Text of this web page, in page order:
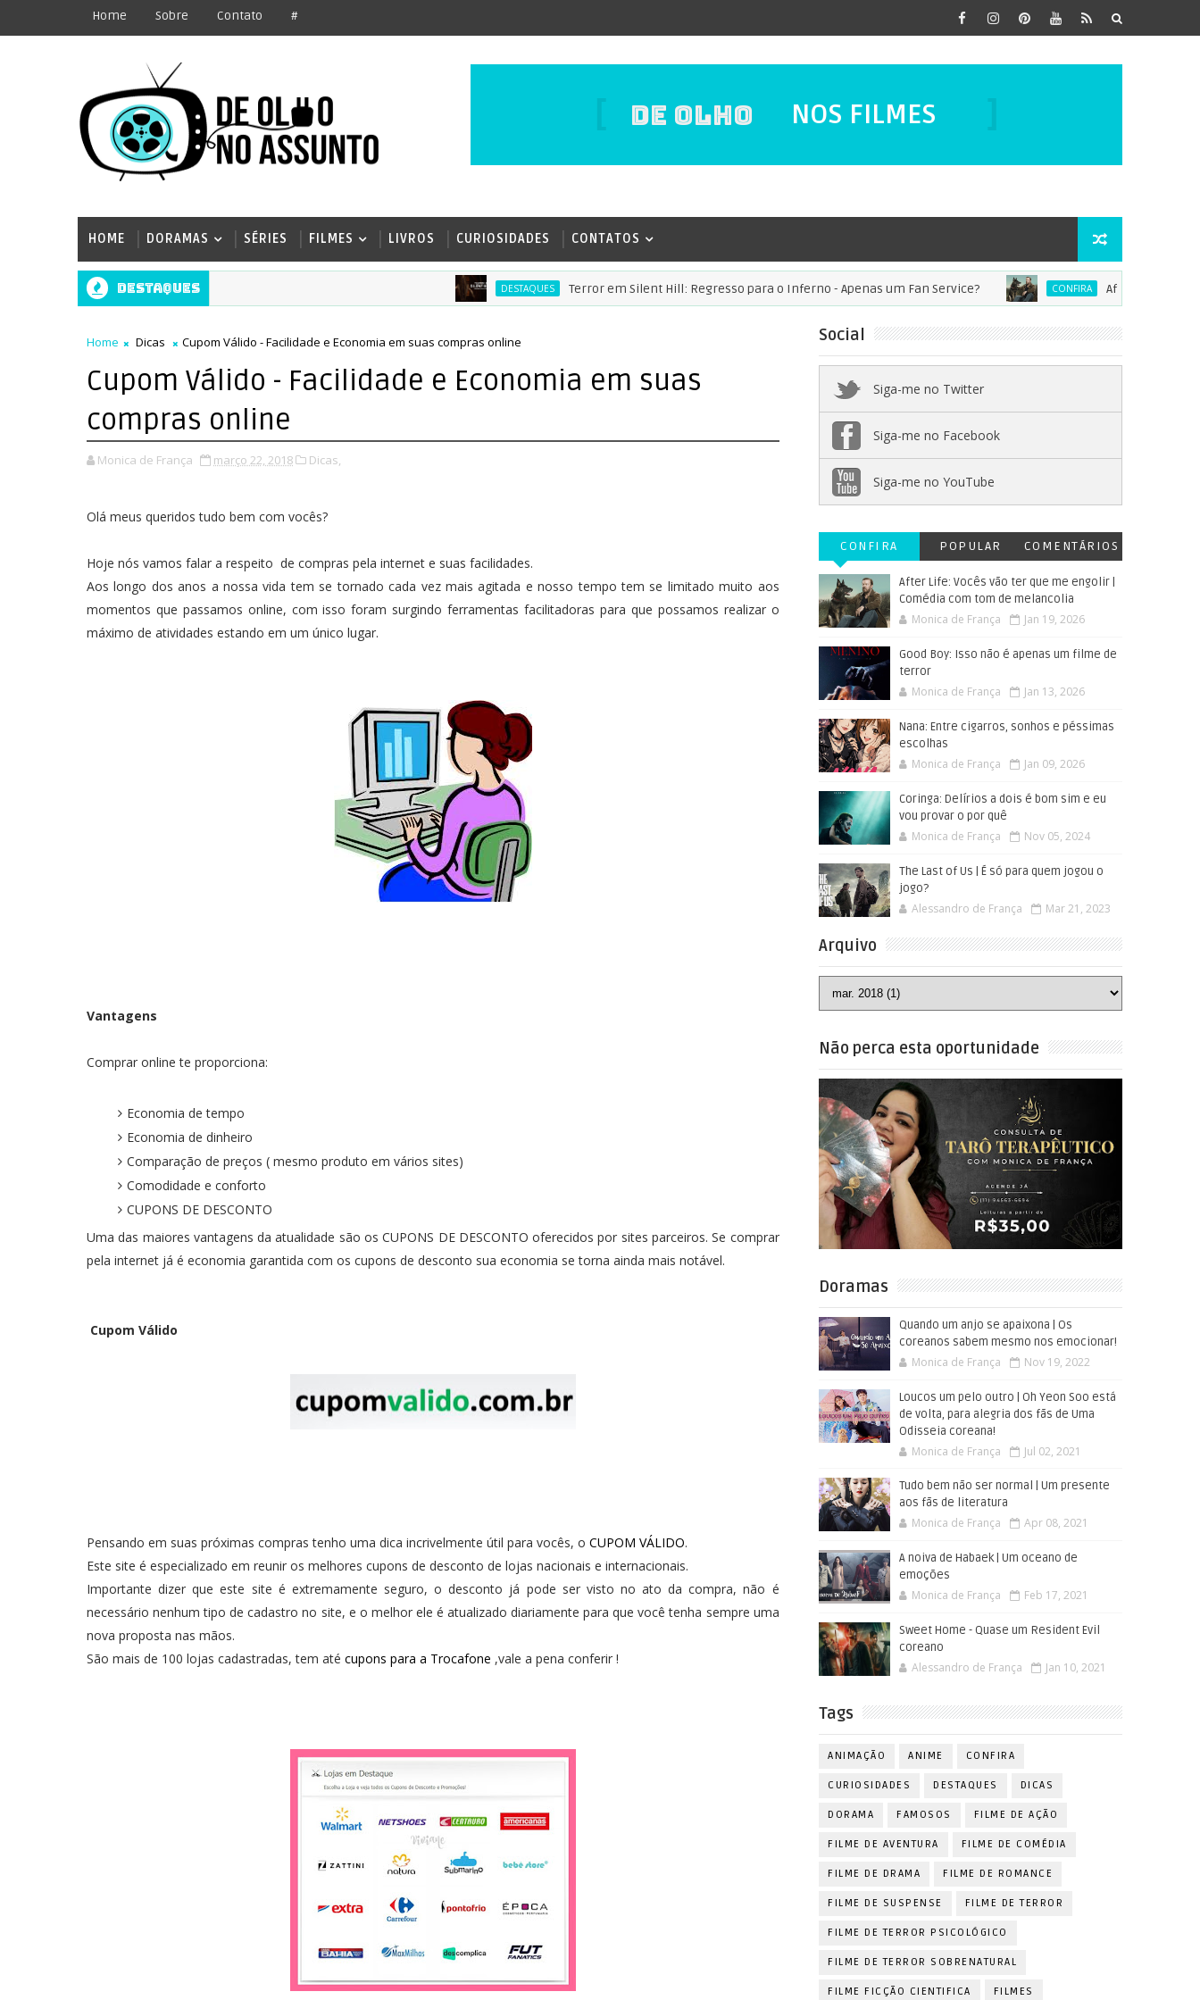
Home Sobre Contato #
DE OLHO
NOS FILMES
DORAMAS
HOME DORAMAS SÉRIES FILMES LIVROS CURIOSIDADES CONTATOS
Destaques DESTAQUES Terror em Silent Hill: Regresso para o Inferno - Apenas um Fan Service? CONFIRA After Life: Vocês vão
Home Dicas Cupom Válido - Facilidade e Economia em suas compras online
Cupom Válido - Facilidade e Economia em suas
compras online
Monica de França março 22, 2018 Dicas,
Olá meus queridos tudo bem com vocês?
Hoje nós vamos falar a respeito de compras pela internet e suas facilidades.
Aos longo dos anos a nossa vida tem se tornado cada vez mais agitada e nosso tempo tem se limitado muito aos
momentos que passamos online, com isso foram surgindo ferramentas facilitadoras para que possamos realizar o
máximo de atividades estando em um único lugar.
Vantagens
Comprar online te proporciona:
Economia de tempo
Economia de dinheiro
Comparação de preços ( mesmo produto em vários sites)
Comodidade e conforto
CUPONS DE DESCONTO
Uma das maiores vantagens da atualidade são os CUPONS DE DESCONTO oferecidos por sites parceiros. Se comprar
pela internet já é economia garantida com os cupons de desconto sua economia se torna ainda mais notável.
Cupom Válido
Pensando em suas próximas compras tenho uma dica incrivelmente útil para vocês, o CUPOM VÁLIDO.
Este site é especializado em reunir os melhores cupons de desconto de lojas nacionais e internacionais.
Importante dizer que este site é extremamente seguro, o desconto já pode ser visto no ato da compra, não é
necessário nenhum tipo de cadastro no site, e o melhor ele é atualizado diariamente para que você tenha sempre uma
nova proposta nas mãos.
São mais de 100 lojas cadastradas, tem até cupons para a Trocafone ,vale a pena conferir !
Social
Siga-me no Twitter
Siga-me no Facebook
Siga-me no YouTube
CONFIRA POPULAR COMENTÁRIOS
After Life: Vocês vão ter que me engolir |
Comédia com tom de melancolia
Monica de França Jan 19, 2026
Good Boy: Isso não é apenas um filme de
terror
Monica de França Jan 13, 2026
Nana: Entre cigarros, sonhos e péssimas
escolhas
Monica de França Jan 09, 2026
Coringa: Delírios a dois é bom sim e eu
vou provar o por quê
Monica de França Nov 05, 2024
The Last of Us | É só para quem jogou o
jogo?
Alessandro de França Mar 21, 2023
Arquivo
Não perca esta oportunidade
Doramas
Quando um anjo se apaixona | Os
coreanos sabem mesmo nos emocionar!
Monica de França Nov 19, 2022
Loucos um pelo outro | Oh Yeon Soo está
de volta, para alegria dos fãs de Uma
Odisseia coreana!
Monica de França Jul 02, 2021
Tudo bem não ser normal | Um presente
aos fãs de literatura
Monica de França Apr 08, 2021
A noiva de Habaek | Um oceano de
emoções
Monica de França Feb 17, 2021
Sweet Home - Quase um Resident Evil
coreano
Alessandro de França Jan 10, 2021
Tags
ANIMAÇÃO ANIME CONFIRA
CURIOSIDADES DESTAQUES DICAS
DORAMA FAMOSOS FILME DE AÇÃO
FILME DE AVENTURA FILME DE COMÉDIA
FILME DE DRAMA FILME DE ROMANCE
FILME DE SUSPENSE FILME DE TERROR
FILME DE TERROR PSICOLÓGICO
FILME DE TERROR SOBRENATURAL
FILME FICÇÃO CIENTIFICA FILMES